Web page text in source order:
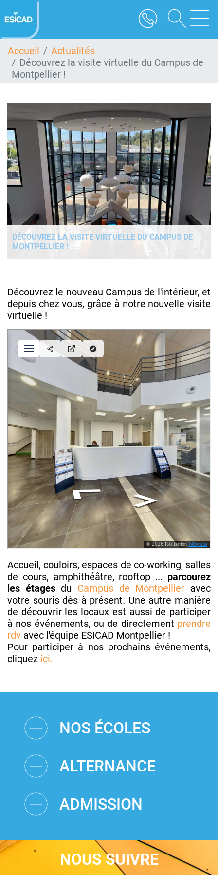
au
contenu
Accueil
Actualités
Découvrez la visite virtuelle du Campus de
Montpellier !
DÉCOUVREZ LA VISITE VIRTUELLE DU CAMPUS DE
MONTPELLIER !
Découvrez le nouveau Campus de l'intérieur, et
depuis chez vous, grâce à notre nouvelle visite
virtuelle !
Accueil, couloirs, espaces de co-working, salles
de cours, amphithéâtre, rooftop ... parcourez
les étagesdu Campus de Montpellier avec
votre souris dès à présent. Une autre manière
de découvrir les locaux est aussi de participer
à nos événements, ou de directement prendre
rdv avec l'équipe ESICAD Montpellier !
Pour participer à nos prochains événements,
cliquez ici.
NOS ÉCOLES
ALTERNANCE
ADMISSION
NOUS SUIVRE